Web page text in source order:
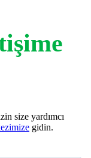
size yardımcı
gidin.